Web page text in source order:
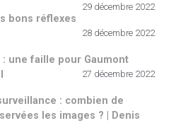
29 décembre 2022
bons réflexes
28 décembre 2022
une faille pour Gaumont
27 décembre 2022
: combien de
les images ? | Denis